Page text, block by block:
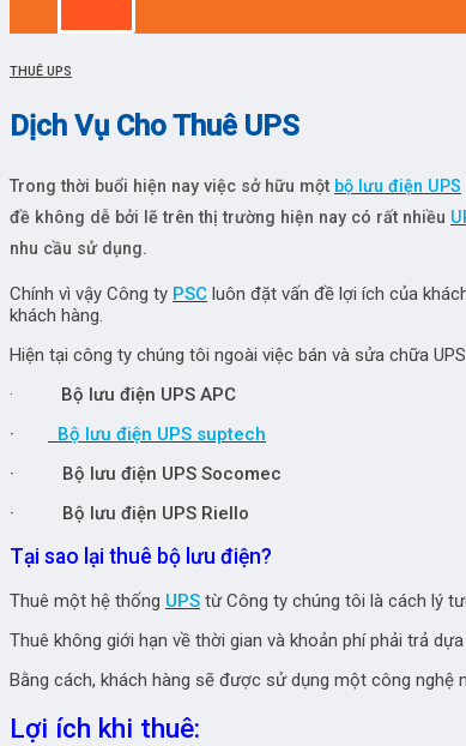
THUÊ UPS
Dịch Vụ Cho Thuê UPS
Trong thời buổi hiện nay việc sở hữu một bộ lưu điện UPS
đề không dễ bởi lẽ trên thị trường hiện nay có rất nhiều
nhu cầu sử dụng.
Chính vì vậy Công ty PSC luôn đặt vấn đề lợi ích của
khách hàng.
Hiện tại công ty chúng tôi ngoài việc bán và sửa chữa
· Bộ lưu điện UPS APC
·
Bộ lưu điện UPS suptech
· Bộ lưu điện UPS Socomec
· Bộ lưu điện UPS Riello
Tại sao lại thuê bộ lưu điện?
Thuê một hệ thống UPS từ Công ty chúng tôi là cách lý
Thuê không giới hạn về thời gian và khoản phí phải trả
Bằng cách, khách hàng sẽ được sử dụng một công nghệ
Lợi ích khi thuê: